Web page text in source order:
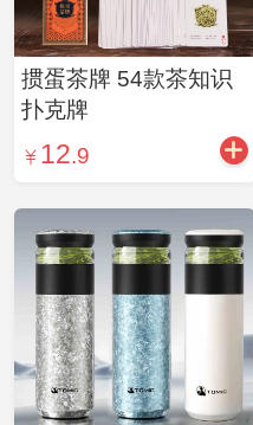
掼蛋茶牌 54款茶知识
扑克牌
12.9